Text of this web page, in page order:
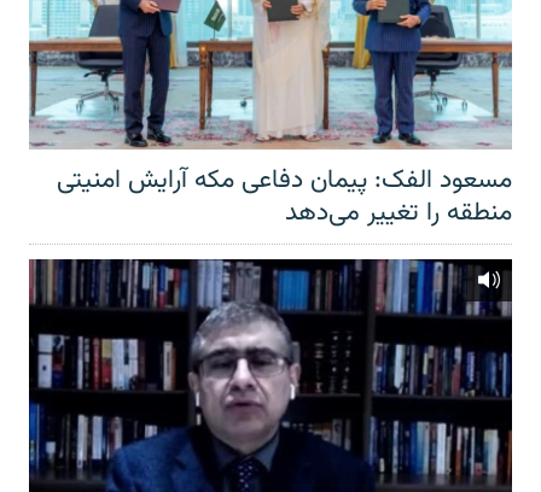
مسعود الفک: پیمان دفاعی مکه آرایش امنیتی
منطقه را تغییر می‌دهد